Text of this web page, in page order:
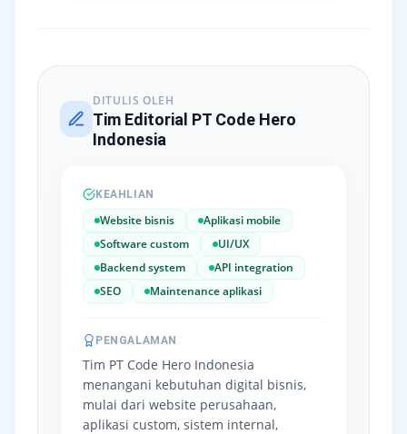
DITULIS OLEH
Tim Editorial PT Code Hero
Indonesia
KEAHLIAN
Website bisnis
Aplikasi mobile
Software custom
UI/UX
Backend system
API integration
SEO
Maintenance aplikasi
PENGALAMAN
Tim PT Code Hero Indonesia
menangani kebutuhan digital bisnis,
mulai dari website perusahaan,
aplikasi custom, sistem internal,